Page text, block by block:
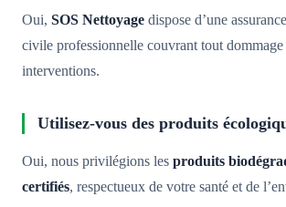
Oui, SOS Nettoyage dispose d’une
civile professionnelle couvrant tout dommage
interventions.
Utilisez-vous des produits
Oui, nous privilégions les produits
certifiés, respectueux de votre santé et de